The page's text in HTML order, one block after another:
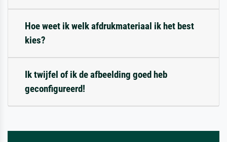
Hoe weet ik welk afdrukmateriaal ik het best
kies?
Ik twijfel of ik de afbeelding goed heb
geconfigureerd!